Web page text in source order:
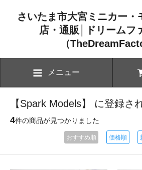
さいたま市大宮ミニカー・
店・通販│ドリームフ
（
メニュー
【Spark Models】 に登録さ
4件の商品が見つかりました
おすすめ順 価格順